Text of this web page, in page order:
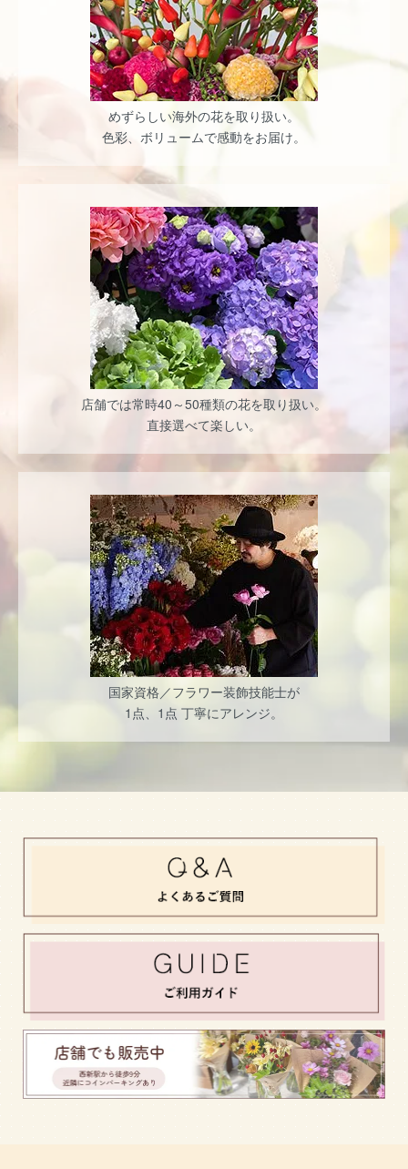
めずらしい海外の花を取り扱い。
色彩、ボリュームで感動をお届け。
店舗では常時40～50種類の花を取り扱い。
直接選べて楽しい。
国家資格／フラワー装飾技能士が
1点、1点 丁寧にアレンジ。